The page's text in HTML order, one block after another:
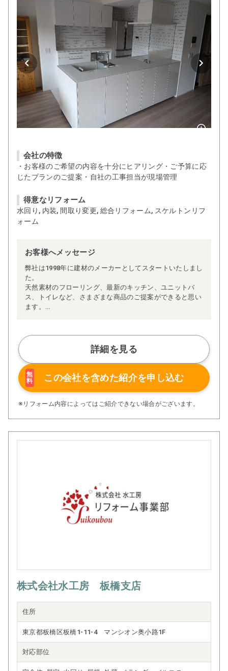
会社の特徴
・お客様のご希望の内容を十分にヒアリング・ご予算に応
じたプランのご提案・自社の工事担当が現場管理
得意なリフォーム
水回り, 内装, 間取り変更, 総合リフォーム, スケルトンリフ
ォーム
お客様へメッセージ
弊社は1998年に建材のメーカーとしてスタートいたしまし
た。
天然素材のフローリング、最新のキッチン、ユニットバ
ス、トイレなど、さまざまな商品のご提案ができると思い
ます。
お客様満足を第一に考え、お打ち合わせから引き渡しま
で、安心・安全のリフォームをご提供致します。
リフォームをご検討のお客様からご相談料はいただいてお
りませんのでお気軽にお問い合わせ下さい。
詳細を見る
無
料
この会社を含めた紹介を申し込む
※リフォーム内容によってはご紹介できない場合がございます。
株式会社水工房 板橋支店
住所
東京都板橋区板橋1-11-4 マンシオン奥小路1F
対応部位